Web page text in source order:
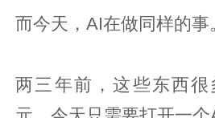
而今天，AI在做同样的事
两三年前，这些东西